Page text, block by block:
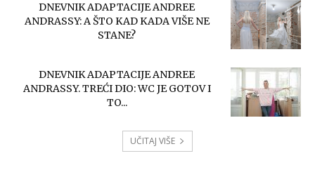
DNEVNIK ADAPTACIJE ANDREE
ANDRASSY: A ŠTO KAD KADA VIŠE NE
STANE?
DNEVNIK ADAPTACIJE ANDREE
ANDRASSY. TREĆI DIO: WC JE GOTOV I
TO...
UČITAJ VIŠE